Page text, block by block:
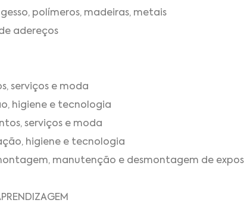
polímeros, madeiras, metais
adereços
serviços e moda
higiene e tecnologia
serviços e moda
higiene e tecnologia
manutenção e desmontagem de